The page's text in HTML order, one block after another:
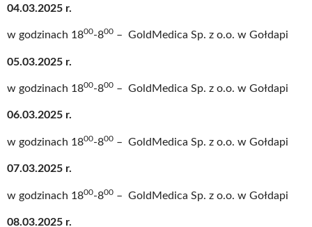
04.03.2025 r.
w godzinach 1800-800 – GoldMedica Sp. z o.o. w Gołdapi
05.03.2025 r.
w godzinach 1800-800 – GoldMedica Sp. z o.o. w Gołdapi
06.03.2025 r.
w godzinach 1800-800 – GoldMedica Sp. z o.o. w Gołdapi
07.03.2025 r.
w godzinach 1800-800 – GoldMedica Sp. z o.o. w Gołdapi
08.03.2025 r.